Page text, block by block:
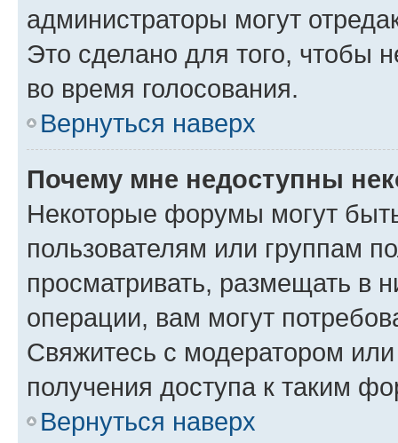
администраторы могут
Это сделано для того, чтобы
во время голосования.
Вернуться наверх
Почему мне недоступны
Некоторые форумы могут
пользователям или группам
просматривать, размещать в
операции, вам могут
Свяжитесь с модератором
получения доступа к таким
Вернуться наверх